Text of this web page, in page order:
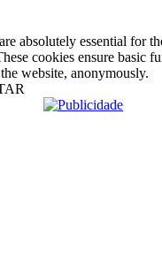
absolutely essential for
cookies ensure basic
website, anonymously.